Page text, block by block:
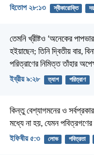
হিতোপ ২৮:১৩ স্বীকারোক্তি
তেমনি খ্রীষ্টও ‘অনেকের
হইয়াছেন; তিনি দ্বিতীয় বার,
পরিত্রাণের নিমিত্ত তাঁহার
ইব্রীয় ৯:২৮ ত্যাগ পরিত্রাণ
কিন্তু বেশ্যাগমনের ও
মধ্যে না হয়, যেমন
ইফিষীয় ৫:৩ লোভ পবিত্রতা